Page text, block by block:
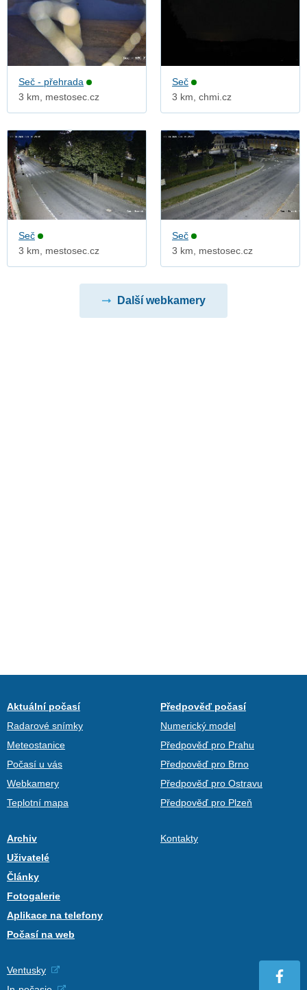
Seč - přehrada
3 km, mestosec.cz
Seč
3 km, chmi.cz
Seč
3 km, mestosec.cz
Seč
3 km, mestosec.cz
Další webkamery
Aktuální počasí
Radarové snímky
Meteostanice
Počasí u vás
Webkamery
Teplotní mapa
Předpověď počasí
Numerický model
Předpověď pro Prahu
Předpověď pro Brno
Předpověď pro Ostravu
Předpověď pro Plzeň
Archiv
Uživatelé
Články
Fotogalerie
Aplikace na telefony
Počasí na web
Kontakty
Ventusky